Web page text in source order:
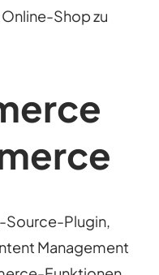
Shop zu
Plugin,
Management